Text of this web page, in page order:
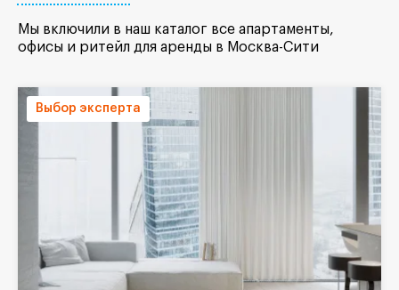
Мы включили в наш каталог все апартаменты,
офисы и ритейл для аренды в Москва-Сити
Выбор эксперта